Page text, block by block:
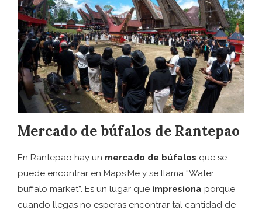
Mercado de búfalos de Rantepao
En Rantepao hay un mercado de búfalos que se
puede encontrar en Maps.Me y se llama “Water
buffalo market”. Es un lugar que impresiona porque
cuando llegas no esperas encontrar tal cantidad de